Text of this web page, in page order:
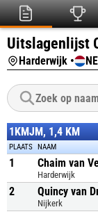
Uitslagenlijst
Harderwijk •
1KMJM, 1,4 KM
PLAATS NAAM
1 Chaim van
Harderwijk
2 Quincy van
Nijkerk